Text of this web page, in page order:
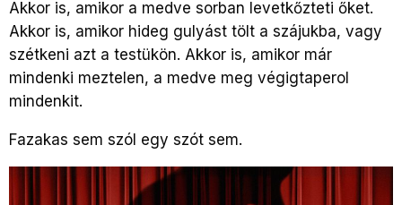
Akkor is, amikor a medve sorban levetkőzteti őket.
Akkor is, amikor hideg gulyást tölt a szájukba, vagy
szétkeni azt a testükön. Akkor is, amikor már
mindenki meztelen, a medve meg végigtaperol
mindenkit.
Fazakas sem szól egy szót sem.